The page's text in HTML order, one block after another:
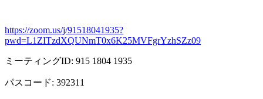
https://zoom.us/j/91518041935?
pwd=L1ZITzdXQUNmT0x6K25MVFgrYzhSZz09
ミーティングID: 915 1804 1935
パスコード: 392311